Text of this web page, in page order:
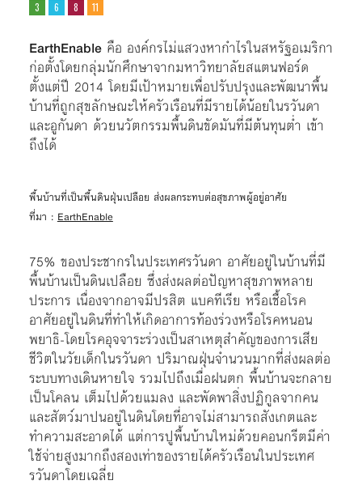
EarthEnableคือ องค์กรไม่แสวงหากำไรในสหรัฐอเมริกา
ก่อตั้งโดยกลุ่มนักศึกษาจากมหาวิทยาลัยสแตนฟอร์ด
ตั้งแต่ปี 2014 โดยมีเป้าหมายเพื่อปรับปรุงและพัฒนาพื้น
บ้านที่ถูกสุขลักษณะให้ครัวเรือนที่มีรายได้น้อยในรวันดา
และอูกันดา ด้วยนวัตกรรมพื้นดินขัดมันที่มีต้นทุนต่ำ เข้า
ถึงได้
พื้นบ้านที่เป็นพื้นดินฝุ่นเปลือย ส่งผลกระทบต่อสุขภาพผู้อยู่อาศัย
ที่มา :EarthEnable
75% ของประชากรในประเทศรวันดา อาศัยอยู่ในบ้านที่มี
พื้นบ้านเป็นดินเปลือย ซึ่งส่งผลต่อปัญหาสุขภาพหลาย
ประการ เนื่องจากอาจมีปรสิต แบคทีเรีย หรือเชื้อโรค
อาศัยอยู่ในดินที่ทำให้เกิดอาการท้องร่วงหรือโรคหนอน
พยาธิ-โดยโรคอุจจาระร่วงเป็นสาเหตุสำคัญของการเสีย
ชีวิตในวัยเด็กในรวันดา ปริมาณฝุ่นจำนวนมากที่ส่งผลต่อ
ระบบทางเดินหายใจ รวมไปถึงเมื่อฝนตก พื้นบ้านจะกลาย
เป็นโคลน เต็มไปด้วยแมลง และพัดพาสิ่งปฏิกูลจากคน
และสัตว์มาปนอยู่ในดินโดยที่อาจไม่สามารถสังเกตและ
ทำความสะอาดได้ แต่การปูพื้นบ้านใหม่ด้วยคอนกรีตมีค่า
ใช้จ่ายสูงมากถึงสองเท่าของรายได้ครัวเรือนในประเทศ
รวันดาโดยเฉลี่ย